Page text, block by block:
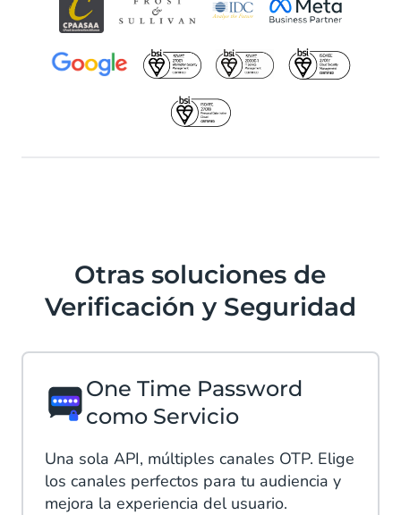
Otras soluciones de
Verificación y Seguridad
One Time Password
como Servicio
Una sola API, múltiples canales OTP. Elige
los canales perfectos para tu audiencia y
mejora la experiencia del usuario.